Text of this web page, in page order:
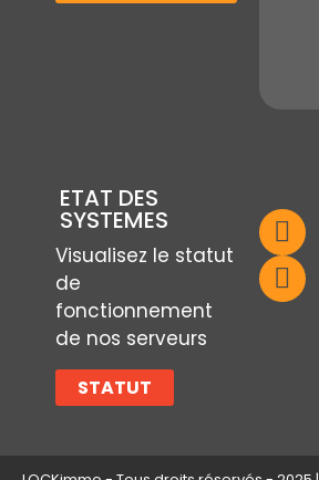
ETAT DES
SYSTEMES
Visualisez le statut
de
fonctionnement
de nos serveurs
STATUT